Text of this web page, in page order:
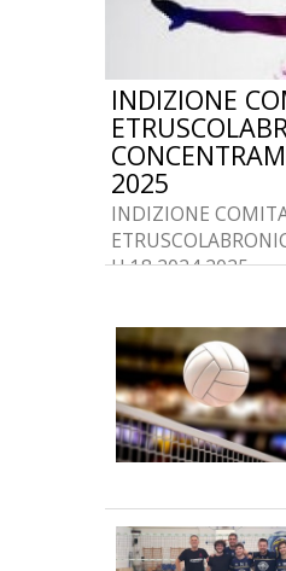
INDIZIONE
2025
INDIZIONE
U 18 2024 2025